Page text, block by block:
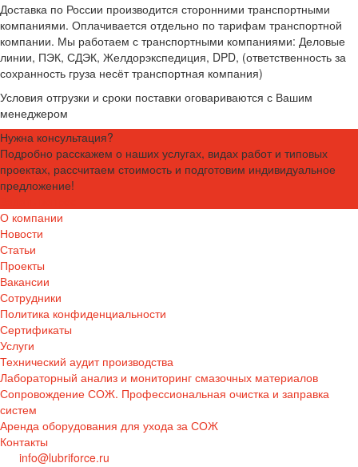
Доставка по России производится сторонними транспортными
компаниями. Оплачивается отдельно по тарифам транспортной
компании. Мы работаем с транспортными компаниями: Деловые
линии, ПЭК, СДЭК, Желдорэкспедиция, DPD, (ответственность за
сохранность груза несёт транспортная компания)
Условия отгрузки и сроки поставки оговариваются с Вашим
менеджером
Нужна консультация?
Подробно расскажем о наших услугах, видах работ и типовых
проектах, рассчитаем стоимость и подготовим индивидуальное
предложение!
О компании
Новости
Статьи
Проекты
Вакансии
Сотрудники
Политика конфиденциальности
Сертификаты
Услуги
Технический аудит производства
Лабораторный анализ и мониторинг смазочных материалов
Сопровождение СОЖ. Профессиональная очистка и заправка
систем
Аренда оборудования для ухода за СОЖ
Контакты
info@lubriforce.ru